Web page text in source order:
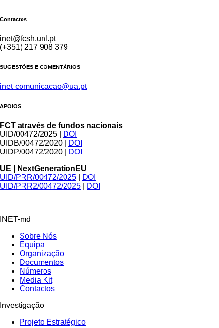
Contactos
inet@fcsh.unl.pt
(+351) 217 908 379
SUGESTÕES E COMENTÁRIOS
inet-comunicacao@ua.pt
APOIOS
FCT através de fundos nacionais
UID/00472/2025 |
DOI
UIDB/00472/2020 |
DOI
UIDP/00472/2020 |
DOI
UE | NextGenerationEU
UID/PRR/00472/2025
DOI
UID/PRR2/00472/2025
DOI
INET-md
Sobre Nós
Equipa
Organização
Documentos
Números
Media Kit
Contactos
Investigação
Projeto Estratégico